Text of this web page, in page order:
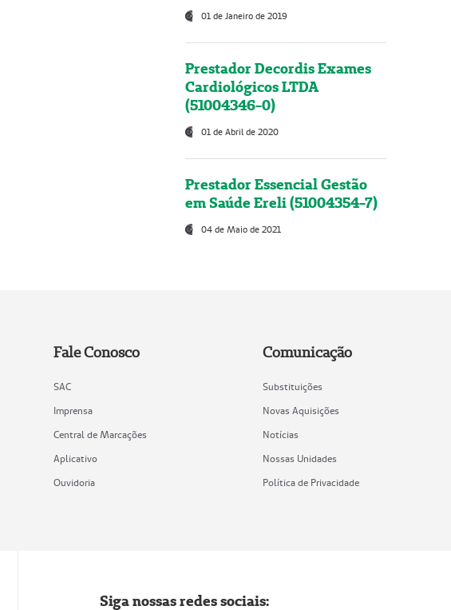
01 de Janeiro de 2019
Prestador Decordis Exames
Cardiológicos LTDA
(51004346-0)
01 de Abril de 2020
Prestador Essencial Gestão
em Saúde Ereli (51004354-7)
04 de Maio de 2021
Fale Conosco
SAC
Imprensa
Central de Marcações
Aplicativo
Ouvidoria
Comunicação
Substituições
Novas Aquisições
Notícias
Nossas Unidades
Política de Privacidade
Siga nossas redes sociais: